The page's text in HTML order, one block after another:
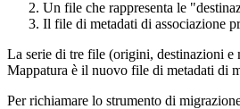
Un file che rappresenta le
Il file di metadati di associazione
La serie di tre file (origini, destinazioni e
Mappatura è il nuovo file di metadati di
Per richiamare lo strumento di